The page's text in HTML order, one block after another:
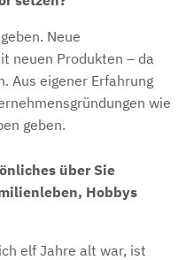
Neue
neuen Produkten – da
Aus eigener Erfahrung
wie
geben.
über Sie
Hobbys
elf Jahre alt war, ist